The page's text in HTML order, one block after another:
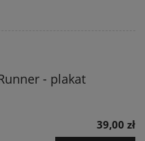
- plakat
39,00 zł